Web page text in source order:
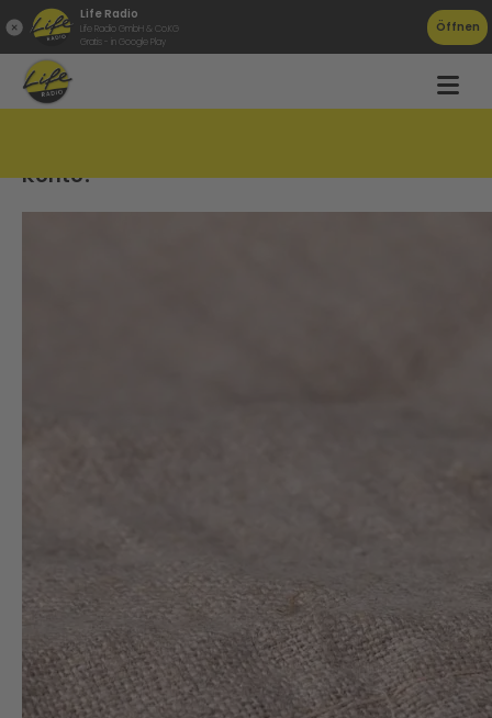
Life Radio
Life Radio GmbH & Co.KG
Gratis - in Google Play
Öffnen
Konto!